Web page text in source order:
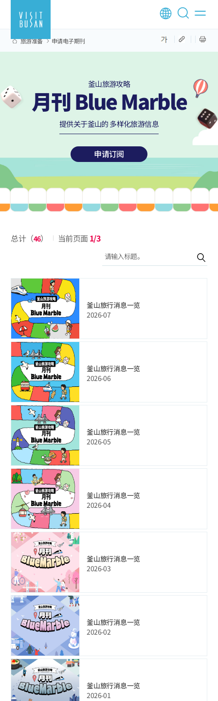
旅游准备 申请电子期刊
釜山旅游攻略
月刊 Blue Marble
提供关于釜山的 多样化旅游信息
申请订阅
总计（46） 当前页面 1/3
釜山旅行消息一览
2026-07
釜山旅行消息一览
2026-06
釜山旅行消息一览
2026-05
釜山旅行消息一览
2026-04
釜山旅行消息一览
2026-03
釜山旅行消息一览
2026-02
釜山旅行消息一览
2026-01